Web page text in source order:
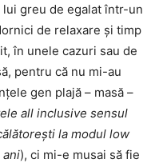
greu de egalat într-un
de relaxare și timp
în unele cazuri sau de
pentru că nu mi-au
gen plajă – masă –
all inclusive sensul
la modul low
ani), ci mi-e musai să fie